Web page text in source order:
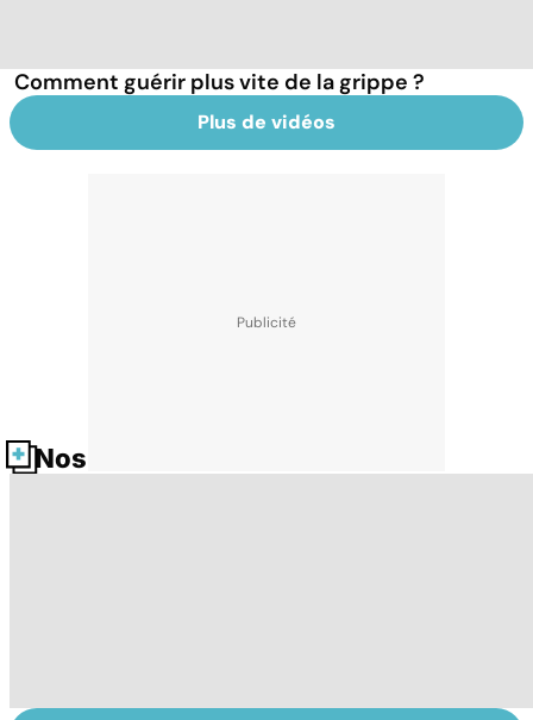
Comment guérir plus vite de la grippe ?
Plus de vidéos
Nos fiches santé